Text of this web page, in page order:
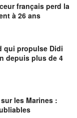
français perd la
à 26 ans
qui propulse Didi
depuis plus de 4
les Marines :